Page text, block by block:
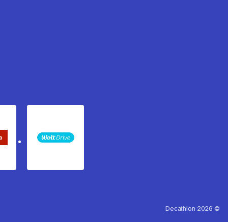
Sledenje pošiljki
WOLT
Decathlon 2026 ©